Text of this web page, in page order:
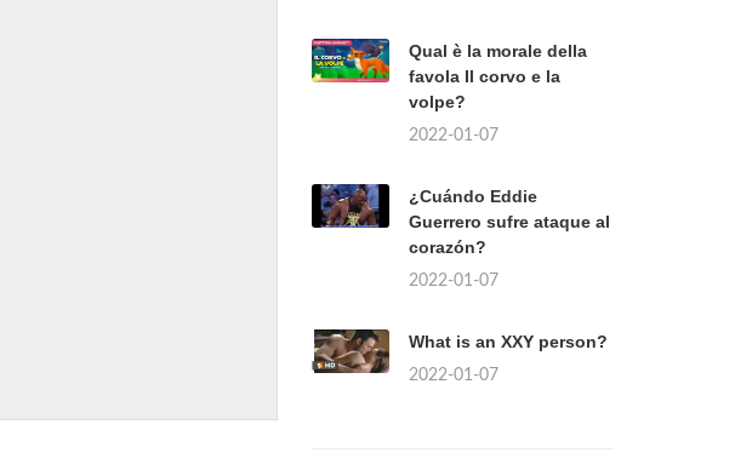
Qual è la morale della
favola Il corvo e la
volpe?
2022-01-07
¿Cuándo Eddie
Guerrero sufre ataque al
corazón?
2022-01-07
What is an XXY person?
2022-01-07